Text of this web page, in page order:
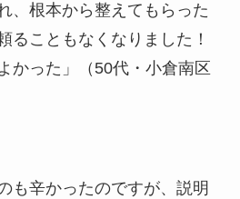
、根本から整えてもらった
ることもなくなりました！
かった」（50代・小倉南区
も辛かったのですが、説明